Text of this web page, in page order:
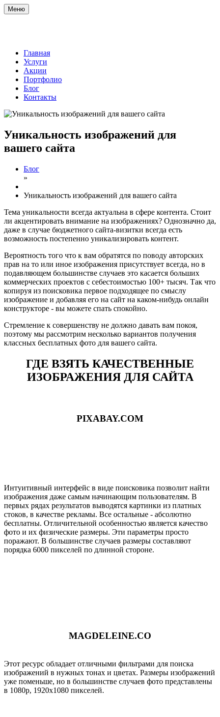
Меню
Главная
Услуги
Акции
Портфолио
Блог
Контакты
Уникальность изображений для
вашего сайта
Блог
»
Уникальность изображений для вашего сайта
Тема уникальности всегда актуальна в сфере контента. Стоит
ли акцентировать внимание на изображениях? Однозначно да,
даже в случае бюджетного сайта-визитки всегда есть
возможность постепенно уникализировать контент.
Вероятность того что к вам обратятся по поводу авторских
прав на то или иное изображения присутствует всегда, но в
подавляющем большинстве случаев это касается больших
коммерческих проектов с себестоимостью 100+ тысяч. Так что
копируя из поисковика первое подходящее по смыслу
изображение и добавляя его на сайт на каком-нибудь онлайн
конструкторе - вы можете спать спокойно.
Стремление к совершенству не должно давать вам покоя,
поэтому мы рассмотрим несколько вариантов получения
классных бесплатных фото для вашего сайта.
ГДЕ ВЗЯТЬ КАЧЕСТВЕННЫЕ
ИЗОБРАЖЕНИЯ ДЛЯ САЙТА
PIXABAY.COM
Интуитивный интерфейс в виде поисковика позволит найти
изображения даже самым начинающим пользователям. В
первых рядах результатов выводятся картинки из платных
стоков, в качестве рекламы. Все остальные - абсолютно
бесплатны. Отличительной особенностью является качество
фото и их физические размеры. Эти параметры просто
поражают. В большинстве случаев размеры составляют
порядка 6000 пикселей по длинной стороне.
MAGDELEINE.CO
Этот ресурс обладает отличными фильтрами для поиска
изображений в нужных тонах и цветах. Размеры изображений
уже поменьше, но в большинстве случаев фото представлены
в 1080p, 1920х1080 пикселей.